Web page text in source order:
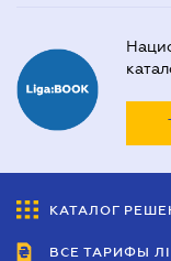
КАТАЛОГ
ВСЕ ТАРИФЫ